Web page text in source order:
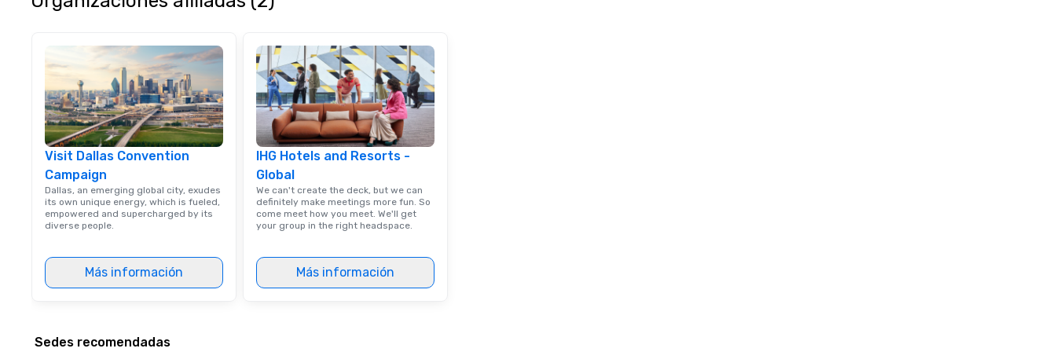
Visit Dallas Convention
Campaign
Dallas, an emerging global city, exudes
its own unique energy, which is fueled,
empowered and supercharged by its
diverse people.
Más información
IHG Hotels and Resorts -
Global
We can't create the deck, but we can
definitely make meetings more fun. So
come meet how you meet. We'll get
your group in the right headspace.
Más información
Sedes recomendadas